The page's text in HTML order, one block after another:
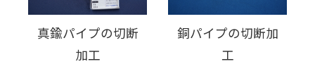
真鍮パイプの切断
加工
銅パイプの切断加
工